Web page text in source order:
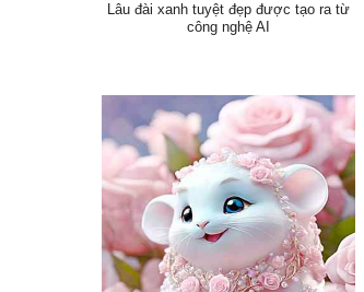
Lâu đài xanh tuyệt đẹp được tạo ra từ
công nghệ AI